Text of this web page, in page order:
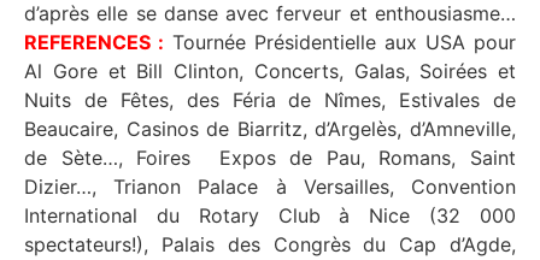
d’après elle se danse avec ferveur et enthousiasme…
REFERENCES : Tournée Présidentielle aux USA pour
Al Gore et Bill Clinton, Concerts, Galas, Soirées et
Nuits de Fêtes, des Féria de Nîmes, Estivales de
Beaucaire, Casinos de Biarritz, d’Argelès, d’Amneville,
de Sète…, Foires Expos de Pau, Romans, Saint
Dizier…, Trianon Palace à Versailles, Convention
International du Rotary Club à Nice (32 000
spectateurs!), Palais des Congrès du Cap d’Agde,